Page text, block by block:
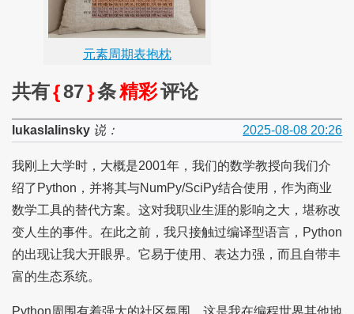
元素周期表抱枕
共有{87}条精彩评论
lukaslalinsky说： 2025-08-08 20:26
我刚上大学时，大概是2001年，我们的数学教授向我们介
绍了Python，并将其与NumPy/SciPy结合使用，作为商业
数学工具的替代方案。这对我职业生涯的影响之大，堪称改
变人生的事件。在此之前，我只接触过编译型语言，Python
的出现让我大开眼界。它易于使用、表达力强，而且自带丰
富的生态系统。